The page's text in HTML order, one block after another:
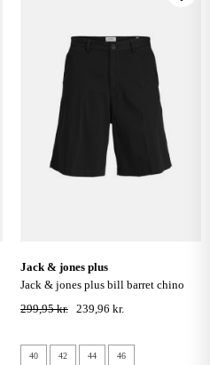
jack & jones plus
jack & jones plus bill barret chino
shorts - sort
299,95 kr. 239,96 kr.
40 42 44 46